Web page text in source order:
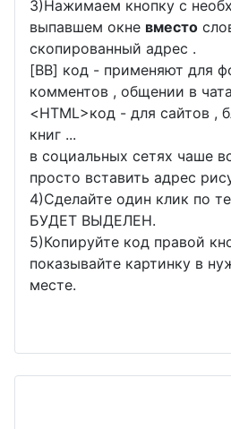
3)Нажимаем кнопку с
выпавшем окне вместо
скопированный адрес .
[BB] код - применяют для
комментов , общении в
<HTML>код - для сайтов ,
книг ...
в социальных сетях чаше
просто вставить адрес
4)Сделайте один клик по
БУДЕТ ВЫДЕЛЕН.
5)Копируйте код правой
показывайте картинку в
месте.